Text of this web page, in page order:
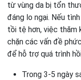
từ vùng da bị tổn
đáng lo ngại. Nếu
tồi tệ hơn, việc thăm
chặn các vấn đề
để hỗ trợ quá trình
Trong 3-5 ngày